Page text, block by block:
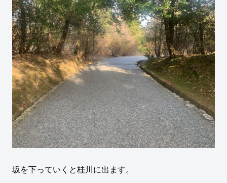
坂を下っていくと桂川に出ます。